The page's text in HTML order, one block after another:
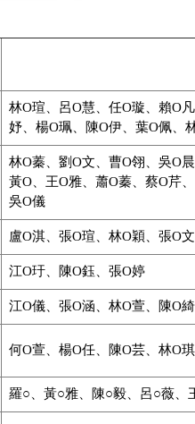
林O瑄、呂O慧、任O璇、賴O
妤、楊O珮、陳O伊、葉O佩、
林O蓁、劉O文、曹O翎、吳O
黃O、王O雅、蕭O蓁、蔡O芹
吳O儀
盧O淇、張O瑄、林O穎、張O
江O玗、陳O鈺、張O婷
江O儀、張O涵、林O萱、陳O
何O萱 、楊O任、陳O芸、林O
羅○、黃○雅、陳○毅、呂○薇、